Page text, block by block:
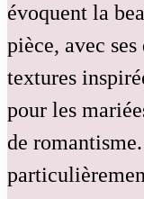
évoquent la
pièce, avec
textures
pour les
de